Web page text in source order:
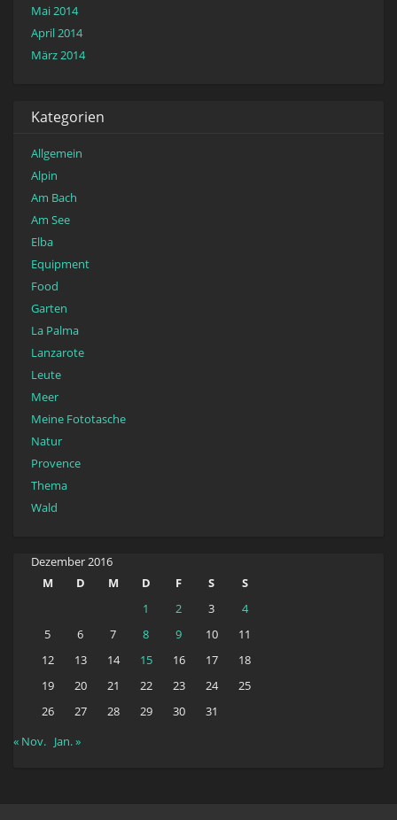
Mai 2014
April 2014
März 2014
Kategorien
Allgemein
Alpin
Am Bach
Am See
Elba
Equipment
Food
Garten
La Palma
Lanzarote
Leute
Meer
Meine Fototasche
Natur
Provence
Thema
Wald
Dezember 2016
M
D M D F S
S
1
2 3
4
5
6 7 8 9 10
11
12
13 14 15 16 17
18
19
20 21 22 23 24
25
26
27 28 29 30
31
« Nov. Jan. »